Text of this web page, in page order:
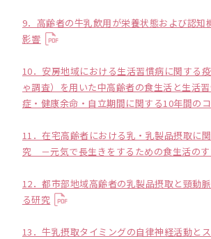
9．高齢者の牛乳飲用が栄養状態および認知
影響
10．安房地域における生活習慣病に関する
ゃ調査）を用いた中高齢者の食生活と生活
症・健康余命・自立期間に関する10年間の
11．在宅高齢者における乳・乳製品摂取に
究 －元気で長生きをするための食生活の
12．都市部地域高齢者の乳製品摂取と頸動
る研究
13．牛乳摂取タイミングの自律神経活動と